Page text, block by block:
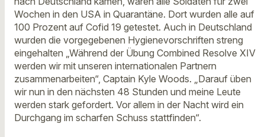
Wochen in den USA in Quarantäne. Dort wurden alle auf
100 Prozent auf Cofid 19 getestet. Auch in Deutschland
wurden die vorgegebenen Hygienevorschriften streng
eingehalten „Während der Übung Combined Resolve XIV
werden wir mit unseren internationalen Partnern
zusammenarbeiten“, Captain Kyle Woods. „Darauf üben
wir nun in den nächsten 48 Stunden und meine Leute
werden stark gefordert. Vor allem in der Nacht wird ein
Durchgang im scharfen Schuss stattfinden“.